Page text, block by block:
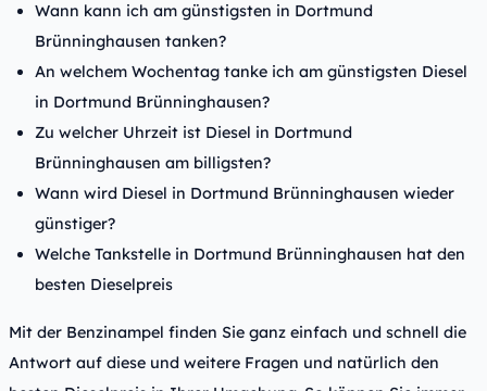
Wann kann ich am günstigsten in Dortmund
Brünninghausen tanken?
An welchem Wochentag tanke ich am günstigsten Diesel
in Dortmund Brünninghausen?
Zu welcher Uhrzeit ist Diesel in Dortmund
Brünninghausen am billigsten?
Wann wird Diesel in Dortmund Brünninghausen wieder
günstiger?
Welche Tankstelle in Dortmund Brünninghausen hat den
besten Dieselpreis
Mit der Benzinampel finden Sie ganz einfach und schnell die
Antwort auf diese und weitere Fragen und natürlich den